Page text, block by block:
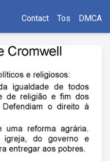
Contact Tos DMCA